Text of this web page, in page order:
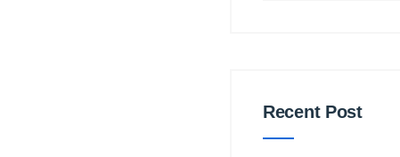
Recent Post